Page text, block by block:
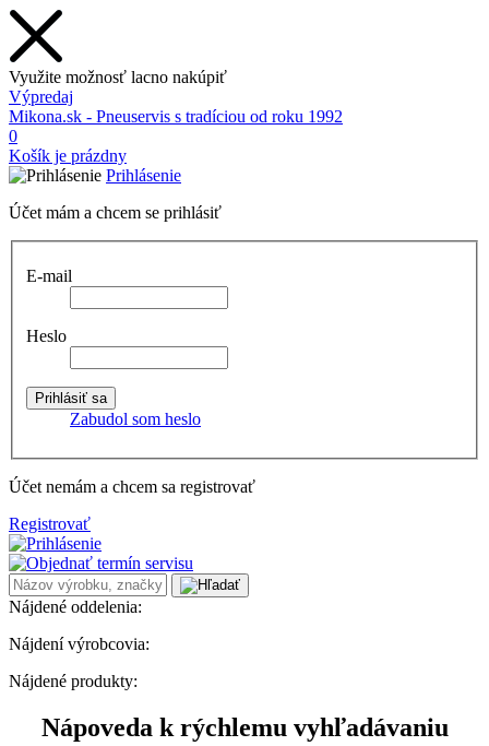
Využite možnosť lacno nakúpiť
Výpredaj
Mikona.sk - Pneuservis s tradíciou od roku 1992
0
Košík je prázdny
Prihlásenie
Účet mám a chcem se prihlásiť
E-mail
Heslo
Zabudol som heslo
Účet nemám a chcem sa registrovať
Registrovať
Nájdené oddelenia:
Nájdení výrobcovia:
Nájdené produkty:
Nápoveda k rýchlemu vyhľadávaniu